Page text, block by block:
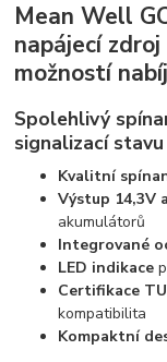
Mean Well
napájecí
možností
Spolehlivý
signalizací stavu
Kvalitní
Výstup 14,3V
akumulátorů
Integrované
LED indikace
Certifikace
kompatibilita
Kompaktní